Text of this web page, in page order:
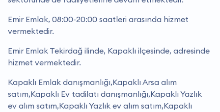
Emir Emlak, 08:00-20:00 saatleri arasında hizmet
vermektedir.
Emir Emlak Tekirdağ ilinde, Kapaklı ilçesinde, adresinde
hizmet vermektedir.
Kapaklı Emlak danışmanlığı,Kapaklı Arsa alım
satım,Kapaklı Ev tadilatı danışmanlığı,Kapaklı Yazlık
ev alım satım,Kapaklı Yazlık ev alım satım,Kapaklı